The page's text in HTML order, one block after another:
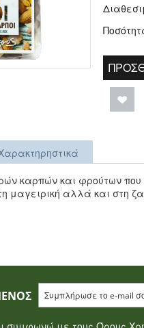
καρπών και φρούτων
μαγειρική αλλά και στη